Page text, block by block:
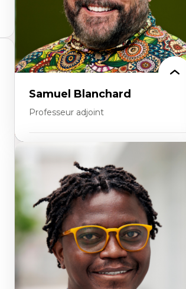
Samuel Blanchard
Professeur adjoint
Didactique des sciences – processus
d’enquête et culture scientifique
Éducation en milieu minoritaire –
construction identitaire et conscience
critique
Technologies éducatives – ludification et
programmation pédagogique
La langue dans toutes les matières –
environnement discursif et langage
scientifique